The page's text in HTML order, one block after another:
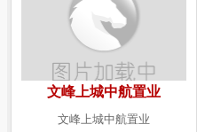
文峰上城中航置业
文峰上城中航置业